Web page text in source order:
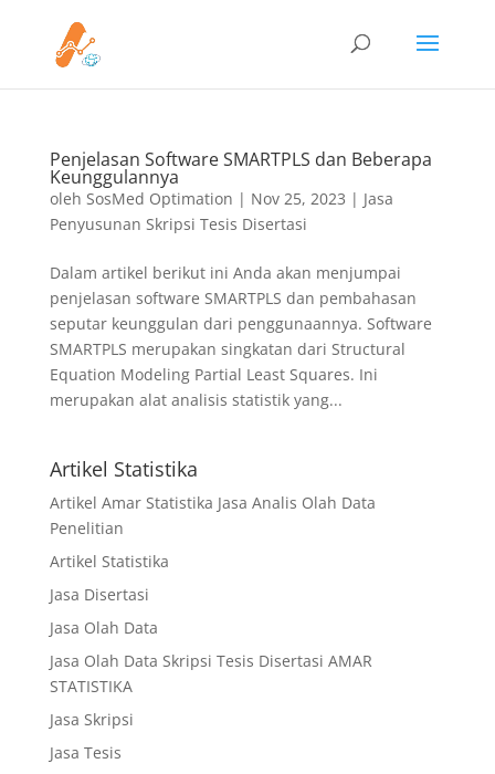
Penjelasan Software SMARTPLS dan Beberapa
Keunggulannya
oleh SosMed Optimation | Nov 25, 2023 | Jasa
Penyusunan Skripsi Tesis Disertasi
Dalam artikel berikut ini Anda akan menjumpai
penjelasan software SMARTPLS dan pembahasan
seputar keunggulan dari penggunaannya. Software
SMARTPLS merupakan singkatan dari Structural
Equation Modeling Partial Least Squares. Ini
merupakan alat analisis statistik yang...
Artikel Statistika
Artikel Amar Statistika Jasa Analis Olah Data
Penelitian
Artikel Statistika
Jasa Disertasi
Jasa Olah Data
Jasa Olah Data Skripsi Tesis Disertasi AMAR
STATISTIKA
Jasa Skripsi
Jasa Tesis